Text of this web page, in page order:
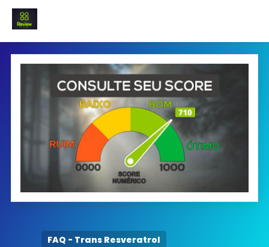
INICIO
Termo e Condições
Política Privacidade
SOBRE NÓS
FAQ - Trans Resveratrol